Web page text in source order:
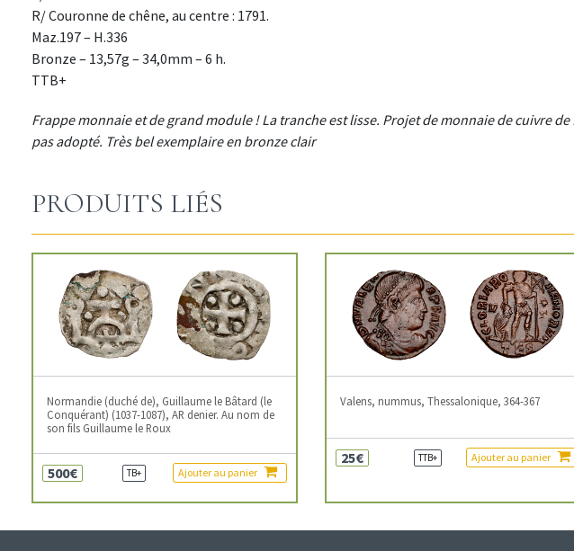
R/ Couronne de chêne, au centre : 1791.
Maz.197 – H.336
Bronze – 13,57g – 34,0mm – 6 h.
TTB+
Frappe monnaie et de grand module ! La tranche est lisse. Projet de monnaie de cuivre
pas adopté. Très bel exemplaire en bronze clair
PRODUITS LIÉS
Normandie (duché de), Guillaume le Bâtard (le
Conquérant) (1037-1087), AR denier. Au nom de
son fils Guillaume le Roux
500€ TB+ Ajouter au panier
Valens, nummus, Thessalonique, 364-367
25€ TTB+ Ajouter au panier